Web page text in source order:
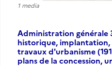
1 media
Administration générale
historique, implantation,
travaux d'urbanisme
plans de la concession,